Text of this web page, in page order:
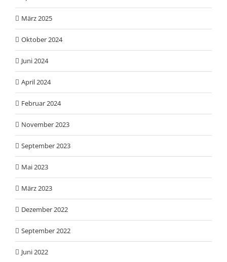
März 2025
Oktober 2024
Juni 2024
April 2024
Februar 2024
November 2023
September 2023
Mai 2023
März 2023
Dezember 2022
September 2022
Juni 2022